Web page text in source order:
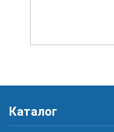
Каталог